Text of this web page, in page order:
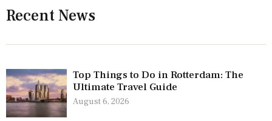
Recent News
Top Things to Do in Rotterdam: The
Ultimate Travel Guide
August 6, 2026